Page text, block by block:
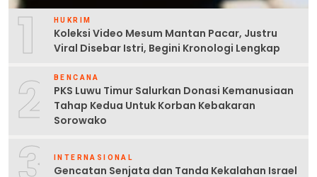
1 HUKRIM
Koleksi Video Mesum Mantan Pacar, Justru
Viral Disebar Istri, Begini Kronologi Lengkap
2 BENCANA
PKS Luwu Timur Salurkan Donasi Kemanusiaan
Tahap Kedua Untuk Korban Kebakaran
Sorowako
INTERNASIONAL
Gencatan Senjata dan Tanda Kekalahan Israel